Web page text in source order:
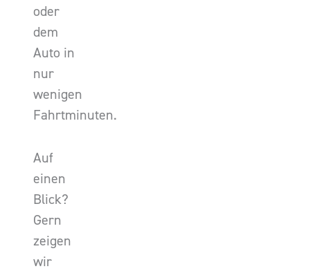
oder
dem
Auto in
nur
wenigen
Fahrtminuten.
Auf
einen
Blick?
Gern
zeigen
wir